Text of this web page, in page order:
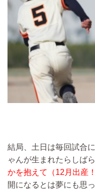
結局、土日は毎回試合
ゃんが生まれたらしば
かを抱えて（12月出産
開になるとは夢にも思